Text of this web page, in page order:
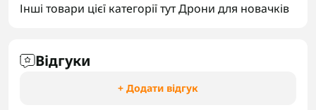
Інші товари цієї категорії тутДрони для новачків
Відгуки
+ Додати відгук